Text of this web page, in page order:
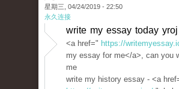
星期三, 04/24/2019 - 22:50
永久连接
write my essay today yroj
<a href=" https://
my essay for me</a>, can you
me
write my history essay - <a